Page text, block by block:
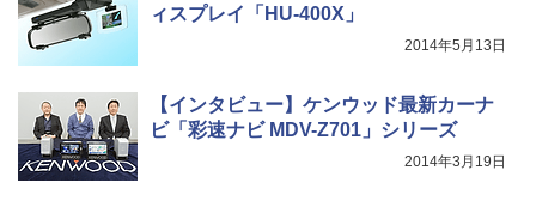
ィスプレイ「HU-400X」
2014年5月13日
【インタビュー】ケンウッド最新カーナ
ビ「彩速ナビ MDV-Z701」シリーズ
2014年3月19日